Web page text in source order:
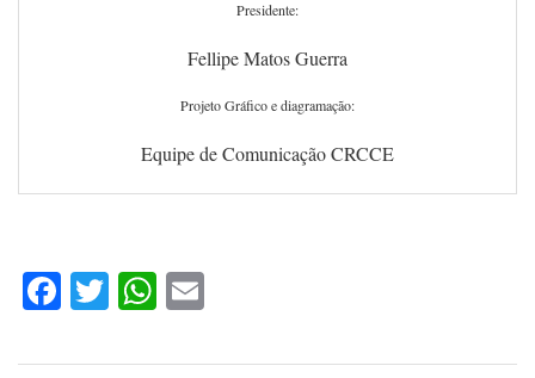
Presidente:
Fellipe Matos Guerra
Projeto Gráfico e diagramação:
Equipe de Comunicação CRCCE
Facebook
TwitterWhatsApp